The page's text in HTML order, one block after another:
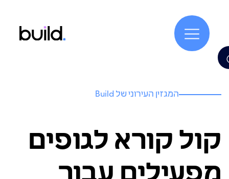
המגזין העירוני של Build
קול קורא לגופים